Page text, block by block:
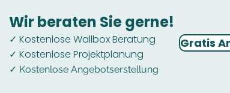
Wir beraten Sie gerne!
✓ Kostenlose Wallbox Beratung
✓ Kostenlose Projektplanung
✓ Kostenlose Angebotserstellung
Gratis